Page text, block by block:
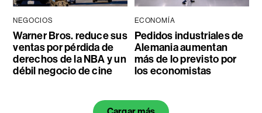
NEGOCIOS
Warner Bros. reduce sus
ventas por pérdida de
derechos de la NBA y un
débil negocio de cine
ECONOMÍA
Pedidos industriales de
Alemania aumentan
más de lo previsto por
los economistas